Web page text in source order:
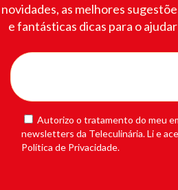
novidades, as melhores
e fantásticas dicas para o
Autorizo o tratamento do meu
newsletters da Teleculinária. Li e
Política de Privacidade.